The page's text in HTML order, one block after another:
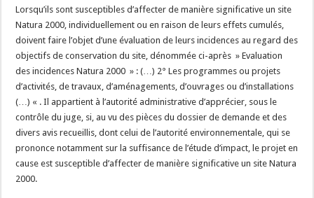
Lorsqu’ils sont susceptibles d’affecter de manière significative un site
Natura 2000, individuellement ou en raison de leurs effets cumulés,
doivent faire l’objet d’une évaluation de leurs incidences au regard des
objectifs de conservation du site, dénommée ci-après » Evaluation
des incidences Natura 2000 » : (…) 2° Les programmes ou projets
d’activités, de travaux, d’aménagements, d’ouvrages ou d’installations
(…) « . Il appartient à l’autorité administrative d’apprécier, sous le
contrôle du juge, si, au vu des pièces du dossier de demande et des
divers avis recueillis, dont celui de l’autorité environnementale, qui se
prononce notamment sur la suffisance de l’étude d’impact, le projet en
cause est susceptible d’affecter de manière significative un site Natura
2000.